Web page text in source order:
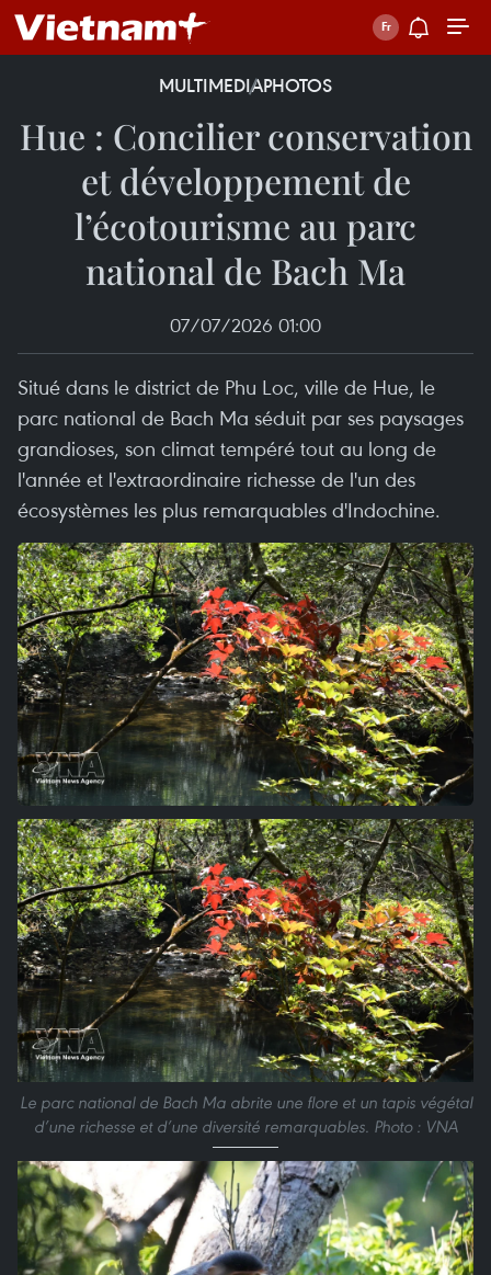
MULTIMEDIAPHOTOS
Hue : Concilier conservation
et développement de
l’écotourisme au parc
national de Bach Ma
07/07/2026 01:00
Situé dans le district de Phu Loc, ville de Hue, le
parc national de Bach Ma séduit par ses paysages
grandioses, son climat tempéré tout au long de
l'année et l'extraordinaire richesse de l'un des
écosystèmes les plus remarquables d'Indochine.
Le parc national de Bach Ma abrite une flore et un tapis végétal
d’une richesse et d’une diversité remarquables. Photo : VNA